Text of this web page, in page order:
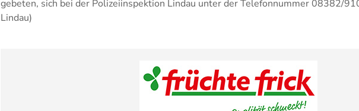
gebeten, sich bei der Polizeiinspektion Lindau unter der Telefonnummer 08382/
Lindau)